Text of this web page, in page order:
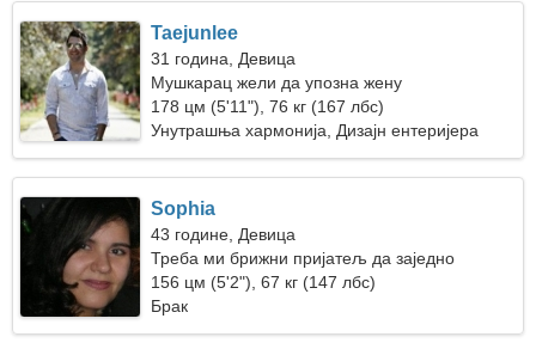
Taejunlee
31 година, Девица
Мушкарац жели да упозна жену
178 цм (5'11"), 76 кг (167 лбс)
Унутрашња хармонија, Дизајн ентеријера
Sophia
43 године, Девица
Треба ми брижни пријатељ да заједно
плешемо
156 цм (5'2"), 67 кг (147 лбс)
Брак